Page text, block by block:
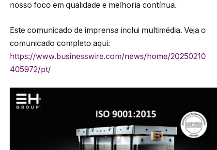
nosso foco em qualidade e melhoria contínua.
Este comunicado de imprensa inclui multimédia. Veja o
comunicado completo aqui:
https://www.businesswire.com/news/home/20250210
405972/pt/